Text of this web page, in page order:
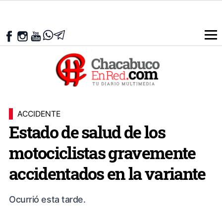
ACCIDENTE
Estado de salud de los
motociclistas gravemente
accidentados en la variante
Ocurrió esta tarde.